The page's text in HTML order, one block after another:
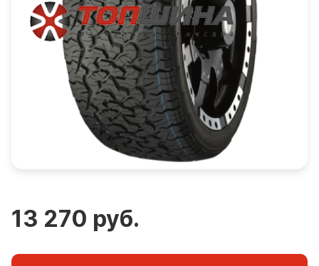
13 270 руб.